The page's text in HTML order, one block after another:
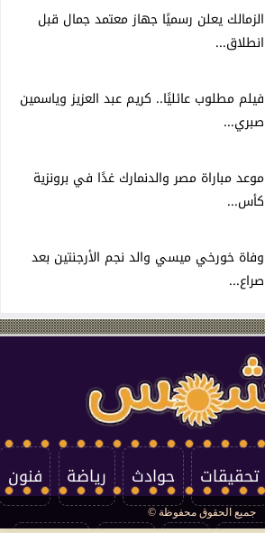
الزمالك يعلن رسميًا جهاز معتمد جمال قبل
انطلاق...
فيلم مطلوب عائليًا.. كريم عبد العزيز وياسمين
صبري...
موعد مباراة مصر والدنمارك غدًا في برونزية
كأس...
وفاة خورخي ميسي والد نجم الأرجنتين بعد
صراع...
تحقيقات حوادث رياضة فنون
جميع الحقوق محفوظة ©